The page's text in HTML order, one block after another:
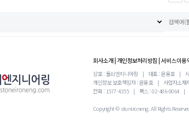
회사소개|개인정보처리방침 |서비스이용
상호 : 돌쇠엔지니어링 | 대표 : 윤용호 |
개인정보 보호책임자 : 윤용호
|
사업자소재
전화 : 1577-4355
| 팩스 : 02-486-0064 |
Copyright © stonironeng. All Rights